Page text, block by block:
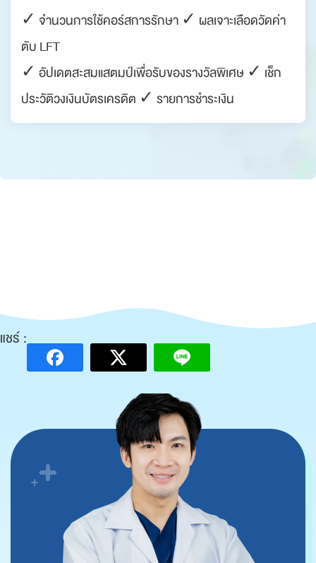
✓ จำนวนการใช้คอร์สการรักษา ✓ ผลเจาะเลือดวัดค่า
ตับ LFT
✓ อัปเดตสะสมแสตมป์เพื่อรับของรางวัลพิเศษ ✓ เช็ก
ประวัติวงเงินบัตรเครดิต ✓ รายการชำระเงิน
แชร์ :